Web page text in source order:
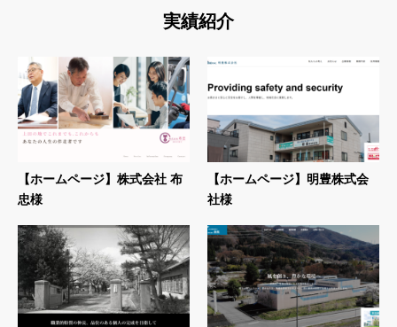
実績紹介
【ホームページ】株式会社 布
忠様
【ホームページ】明豊株式会
社様